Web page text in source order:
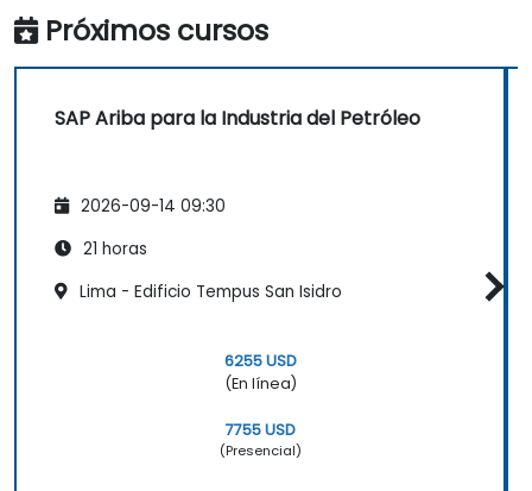
existentes para garantizar operaciones
fluidas.
Próximos cursos
SAP Ariba para la Industria del Petróleo
2026-09-14 09:30
21 horas
Lima - Edificio Tempus San Isidro
6255 USD
(En línea)
7755 USD
(Presencial)